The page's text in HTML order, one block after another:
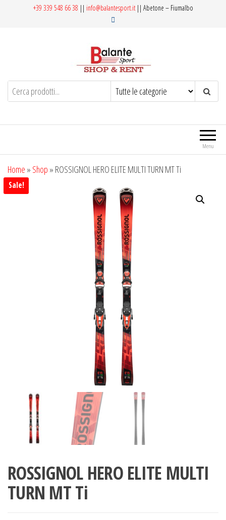
+39 339 548 66 38 || info@balantesport.it|| Abetone – Fiumalbo
Menu
Home » Shop » ROSSIGNOL HERO ELITE MULTI TURN MT Ti
Sale!
ROSSIGNOL HERO ELITE MULTI
TURN MT Ti